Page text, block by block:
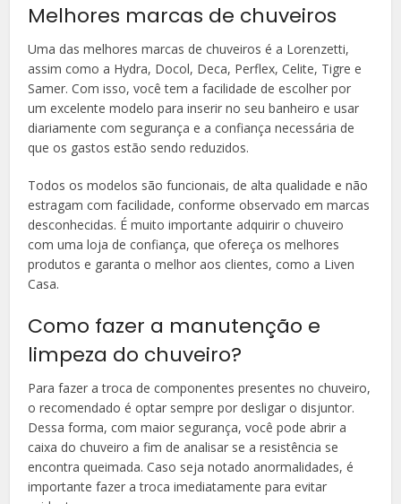
Melhores marcas de chuveiros
Uma das melhores marcas de chuveiros é a Lorenzetti,
assim como a Hydra, Docol, Deca, Perflex, Celite, Tigre e
Samer. Com isso, você tem a facilidade de escolher por
um excelente modelo para inserir no seu banheiro e usar
diariamente com segurança e a confiança necessária de
que os gastos estão sendo reduzidos.
Todos os modelos são funcionais, de alta qualidade e não
estragam com facilidade, conforme observado em marcas
desconhecidas. É muito importante adquirir o chuveiro
com uma loja de confiança, que ofereça os melhores
produtos e garanta o melhor aos clientes, como a Liven
Casa.
Como fazer a manutenção e
limpeza do chuveiro?
Para fazer a troca de componentes presentes no chuveiro,
o recomendado é optar sempre por desligar o disjuntor.
Dessa forma, com maior segurança, você pode abrir a
caixa do chuveiro a fim de analisar se a resistência se
encontra queimada. Caso seja notado anormalidades, é
importante fazer a troca imediatamente para evitar